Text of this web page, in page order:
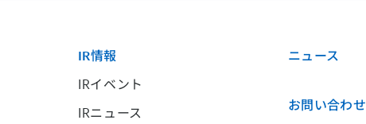
IR情報
IRイベント
IRニュース
ニュース
お問い合わせ